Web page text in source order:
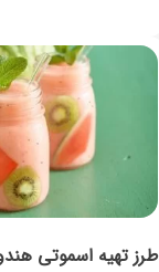
طرز تهیه اسموتی